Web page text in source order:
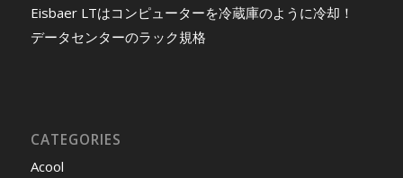
Eisbaer LTはコンピューターを冷蔵庫のように冷却！
データセンターのラック規格
CATEGORIES
Acool